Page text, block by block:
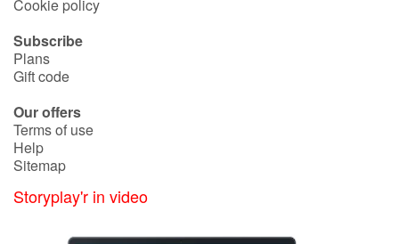
Cookie policy
Subscribe
Plans
Gift code
Our offers
Terms of use
Help
Sitemap
Storyplay'r in video